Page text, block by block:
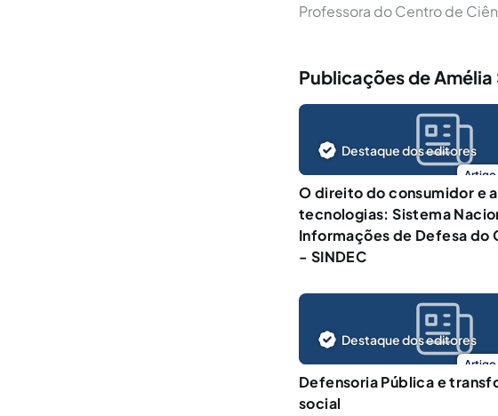
Professora do Centro de
Publicações de Amélia
Artigo
Destaque dos editores
O direito do consumidor e
tecnologias: Sistema
Informações de Defesa do
- SINDEC
Artigo
Destaque dos editores
Defensoria Pública e
social